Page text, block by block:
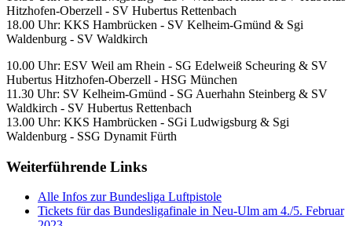
Hitzhofen-Oberzell - SV Hubertus Rettenbach
18.00 Uhr: KKS Hambrücken - SV Kelheim-Gmünd & Sgi
Waldenburg - SV Waldkirch
10.00 Uhr: ESV Weil am Rhein - SG Edelweiß Scheuring & SV
Hubertus Hitzhofen-Oberzell - HSG München
11.30 Uhr: SV Kelheim-Gmünd - SG Auerhahn Steinberg & SV
Waldkirch - SV Hubertus Rettenbach
13.00 Uhr: KKS Hambrücken - SGi Ludwigsburg & Sgi
Waldenburg - SSG Dynamit Fürth
Weiterführende Links
Alle Infos zur Bundesliga Luftpistole
Tickets für das Bundesligafinale in Neu-Ulm am 4./5. Februar